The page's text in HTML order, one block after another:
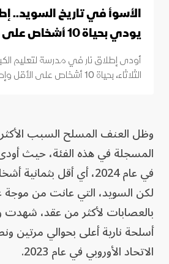
الأسوأ في تاريخ السويد..
يودي بحياة 10 أشخاص على الأقل
أودى إطلاق نار في مدرسة لتعليم
الثلاثاء، بحياة 10 أشخاص على الأقل وإصابة عدد غير محدد.
وظل العنف المسلح السبب
لكن السويد، التي عانت من
بالعصابات لأكثر من عقد،
أسلحة نارية أعلى بحوالي
الاتحاد الأوروبي في عام 2023.